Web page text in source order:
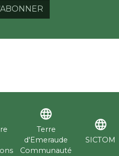
language
Terre
d'Emeraude
Communauté
language
SICTOM